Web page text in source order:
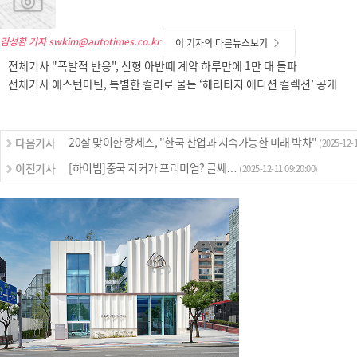
김성환 기자 swkim@autotimes.co.kr 이 기자의 다른뉴스보기
전체기사 "폭발적 반응", 신형 아반떼 계약 하루만에 1만 대 돌파
전체기사 애스턴마틴, 특별한 컬러로 물든 ‘헤리티지 에디션 컬렉션’ 공개
다음기사 20살 맞이한 랑세스, "한국 산업과 지속가능한 미래 박차" (2025-12-
이전기사 [하이빔]중국 지커가 프리미엄? 글쎄… (2025-12-11 09:20:00)